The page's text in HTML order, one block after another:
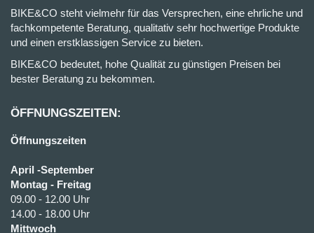
BIKE&CO steht vielmehr für das Versprechen, eine ehrliche und
fachkompetente Beratung, qualitativ sehr hochwertige Produkte
und einen erstklassigen Service zu bieten.
BIKE&CO bedeutet, hohe Qualität zu günstigen Preisen bei
bester Beratung zu bekommen.
ÖFFNUNGSZEITEN:
Öffnungszeiten
April -September
Montag - Freitag
09.00 - 12.00 Uhr
14.00 - 18.00 Uhr
Mittwoch